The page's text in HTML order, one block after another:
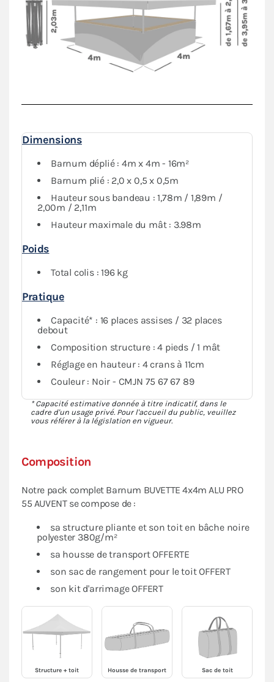
mariages, foires, salons, marchés…).
Sa bâche et ses jupes en polyester380g/m²
avec
enduction PVC,
imperméables et traitées anti-
. Son armature hexagonale en aluminium et ses
comptoirs en bois garantissentrobustesse et
Composition
Notre pack complet Barnum BUVETTE 4x4m ALU PRO
55 AUVENT se compose de :
sa structure pliante et son toit en bâche noire
polyester 380g/m²
sa housse de transport OFFERTE
son sac de rangement pour le toit OFFERT
son kit d'arrimage OFFERT
Structure + toit Housse de transport Sac de toit
Dimensions
Barnum déplié : 4m x 4m - 16m²
Barnum plié : 2,0 x 0,5 x 0,5m
Hauteur sous bandeau : 1,78m / 1,89m /
2,00m / 2,11m
Hauteur maximale du mât : 3.98m
Poids
Total colis : 196 kg
Pratique
Capacité* : 16 places assises / 32 places
debout
Composition structure : 4 pieds / 1 mât
Réglage en hauteur : 4 crans à 11cm
Couleur : Noir - CMJN 75 67 67 89
* Capacité estimative donnée à titre indicatif, dans le
cadre d'un usage privé. Pour l'accueil du public, veuillez
vous référer à la législation en vigueur.